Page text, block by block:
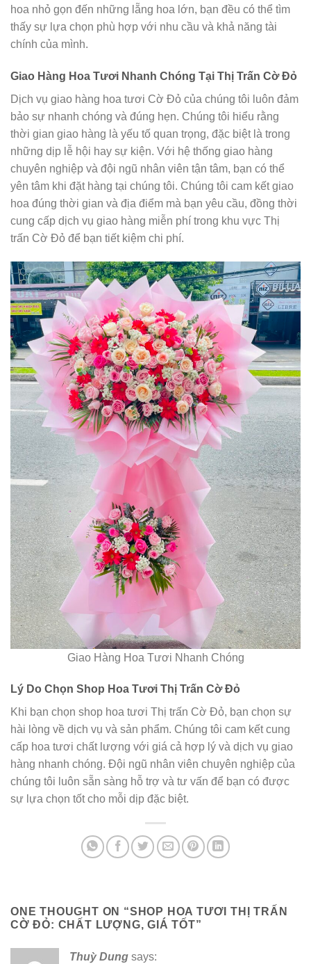
hoa nhỏ gọn đến những lẵng hoa lớn, bạn đều có thể tìm
thấy sự lựa chọn phù hợp với nhu cầu và khả năng tài
chính của mình.
Giao Hàng Hoa Tươi Nhanh Chóng Tại Thị Trấn Cờ Đỏ
Dịch vụ giao hàng hoa tươi Cờ Đỏ của chúng tôi luôn đảm
bảo sự nhanh chóng và đúng hẹn. Chúng tôi hiểu rằng
thời gian giao hàng là yếu tố quan trọng, đặc biệt là trong
những dịp lễ hội hay sự kiện. Với hệ thống giao hàng
chuyên nghiệp và đội ngũ nhân viên tận tâm, bạn có thể
yên tâm khi đặt hàng tại chúng tôi. Chúng tôi cam kết giao
hoa đúng thời gian và địa điểm mà bạn yêu cầu, đồng thời
cung cấp dịch vụ giao hàng miễn phí trong khu vực Thị
trấn Cờ Đỏ để bạn tiết kiệm chi phí.
Giao Hàng Hoa Tươi Nhanh Chóng
Lý Do Chọn Shop Hoa Tươi Thị Trấn Cờ Đỏ
Khi bạn chọn shop hoa tươi Thị trấn Cờ Đỏ, bạn chọn sự
hài lòng về dịch vụ và sản phẩm. Chúng tôi cam kết cung
cấp hoa tươi chất lượng với giá cả hợp lý và dịch vụ giao
hàng nhanh chóng. Đội ngũ nhân viên chuyên nghiệp của
chúng tôi luôn sẵn sàng hỗ trợ và tư vấn để bạn có được
sự lựa chọn tốt cho mỗi dịp đặc biệt.
ONE THOUGHT ON “SHOP HOA TƯƠI THỊ TRẤN
CỜ ĐỎ: CHẤT LƯỢNG, GIÁ TỐT”
Thuỳ Dung says: